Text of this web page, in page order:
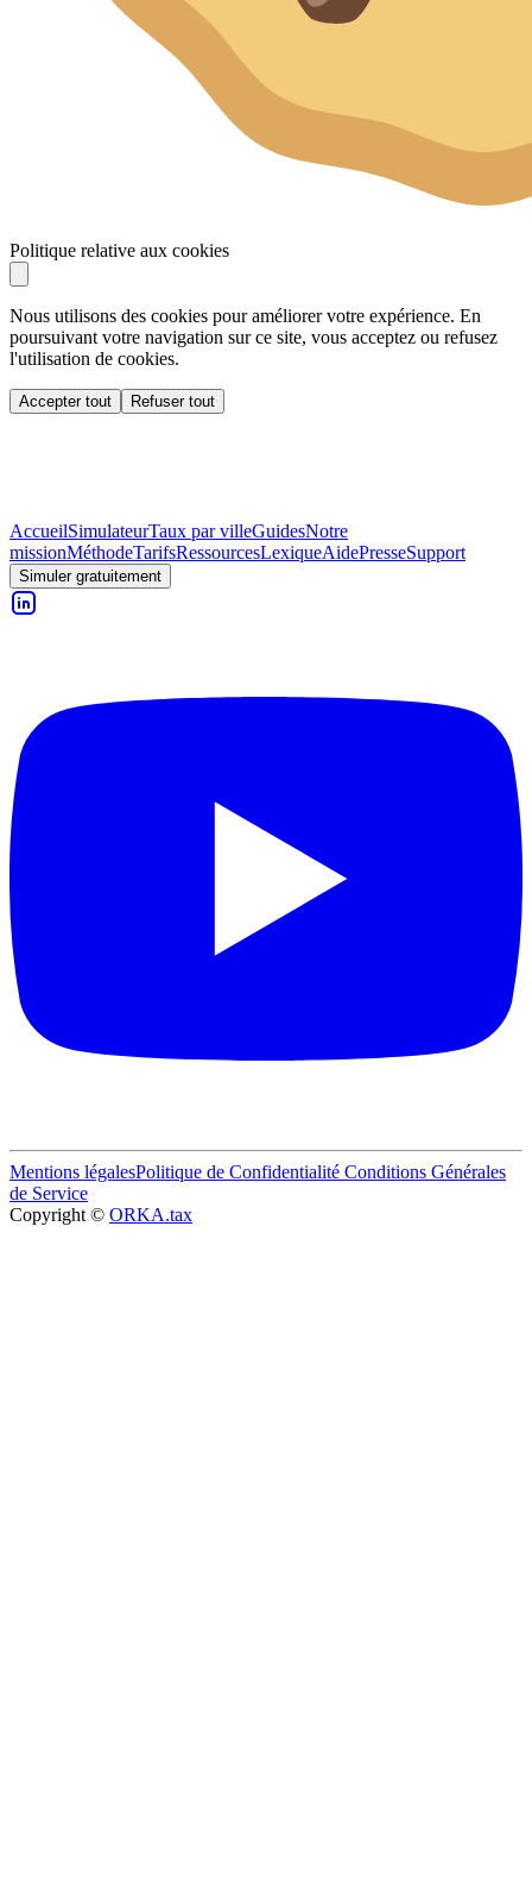
Politique relative aux cookies
Nous utilisons des cookies pour améliorer votre expérience. En
poursuivant votre navigation sur ce site, vous acceptez ou refusez
l'utilisation de cookies.
Accepter tout Refuser tout
AccueilSimulateurTaux par villeGuidesNotre
missionMéthodeTarifsRessourcesLexiqueAidePresseSupport
Simuler gratuitement
Mentions légalesPolitique de Confidentialité Conditions Générales
de Service
Copyright © ORKA.tax